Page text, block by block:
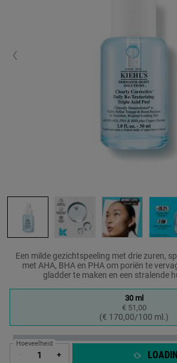
Een milde gezichtspeeling met drie zuren,
met AHA, BHA en PHA om poriën te
gladder te maken en een stralende
Geselecteerd
30 ml
€ 51,00
(€ 170,00/100 ml.)
, 1 of 1
Hoeveelheid
+